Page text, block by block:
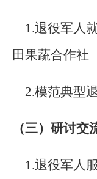
1.退役军人
田果蔬合作社
2.模范典型
（三）研讨交
1.退役军人